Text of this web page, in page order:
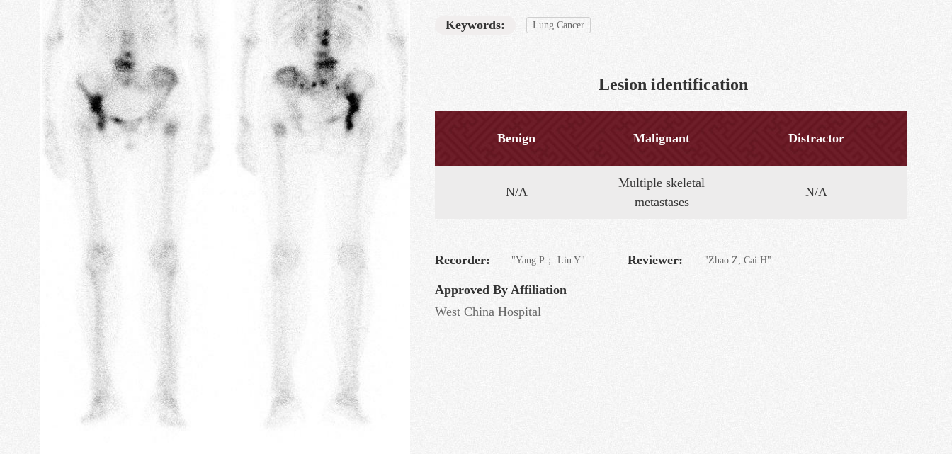
Keywords: Lung Cancer
Lesion identification
Benign Malignant Distractor
N/A
Multiple skeletal
metastases
N/A
Recorder: "Yang P； Liu Y" Reviewer: "Zhao Z; Cai H"
Approved By Affiliation
West China Hospital